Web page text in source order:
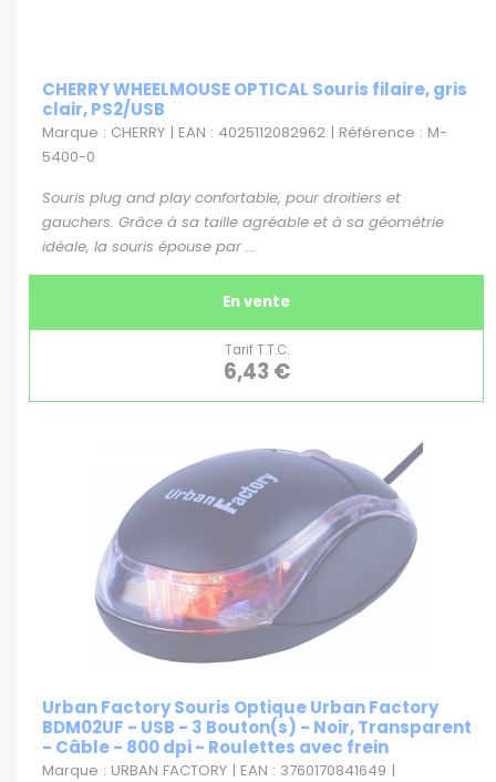
CHERRY WHEELMOUSE OPTICAL Souris filaire, gris
clair, PS2/USB
Marque : CHERRY | EAN : 4025112082962 | Référence : M-
5400-0
Souris plug and play confortable, pour droitiers et
gauchers. Grâce à sa taille agréable et à sa géométrie
idéale, la souris épouse par ...
En vente
Tarif T.T.C.
6,43 €
Urban Factory Souris Optique Urban Factory
BDM02UF - USB - 3 Bouton(s) - Noir, Transparent
- Câble - 800 dpi - Roulettes avec frein
Marque : URBAN FACTORY | EAN : 3760170841649 |